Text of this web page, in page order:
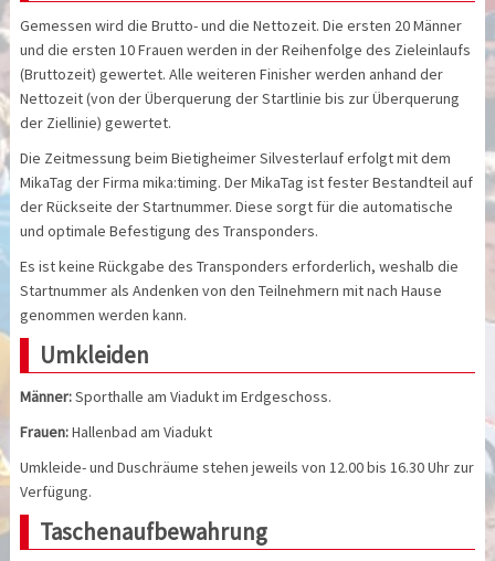
Gemessen wird die Brutto- und die Nettozeit. Die ersten 20 Männer
und die ersten 10 Frauen werden in der Reihenfolge des Zieleinlaufs
(Bruttozeit) gewertet. Alle weiteren Finisher werden anhand der
Nettozeit (von der Überquerung der Startlinie bis zur Überquerung
der Ziellinie) gewertet.
Die Zeitmessung beim Bietigheimer Silvesterlauf erfolgt mit dem
MikaTag der Firma mika:timing. Der MikaTag ist fester Bestandteil auf
der Rückseite der Startnummer. Diese sorgt für die automatische
und optimale Befestigung des Transponders.
Es ist keine Rückgabe des Transponders erforderlich, weshalb die
Startnummer als Andenken von den Teilnehmern mit nach Hause
genommen werden kann.
Umkleiden
Männer:Sporthalle am Viadukt im Erdgeschoss.
Frauen:Hallenbad am Viadukt
Umkleide- und Duschräume stehen jeweils von 12.00 bis 16.30 Uhr zur
Verfügung.
Taschenaufbewahrung